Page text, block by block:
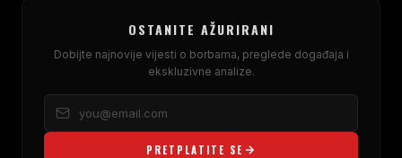
OSTANITE AŽURIRANI
Dobijte najnovije vijesti o borbama, preglede događaja i
ekskluzivne analize.
PRETPLATITE SE